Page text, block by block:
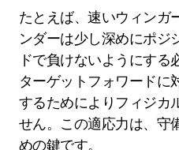
たとえば、速いウィンガ
ンダーは少し深めにポジ
ドで負けないようにする
ターゲットフォワードに
するためによりフィジカ
せん。この適応力は、守
めの鍵です。